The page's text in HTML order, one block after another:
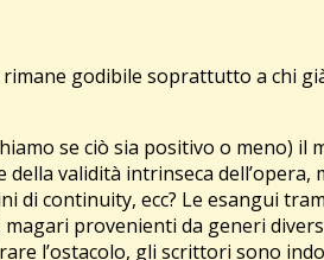
godibile soprattutto a chi
se ciò sia positivo o meno)
validità intrinseca
continuity, ecc? Le esangui
provenienti da generi
l’ostacolo, gli scrittori sono